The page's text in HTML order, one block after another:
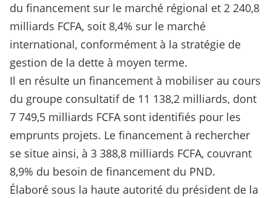
du financement sur le marché régional et 2 240,8
milliards FCFA, soit 8,4% sur le marché
international, conformément à la stratégie de
gestion de la dette à moyen terme.
Il en résulte un financement à mobiliser au cours
du groupe consultatif de 11 138,2 milliards, dont
7 749,5 milliards FCFA sont identifiés pour les
emprunts projets. Le financement à rechercher
se situe ainsi, à 3 388,8 milliards FCFA, couvrant
8,9% du besoin de financement du PND.
Élaboré sous la haute autorité du président de la